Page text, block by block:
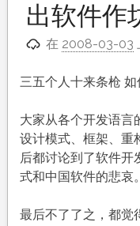
出软件作
在 2008-03-03
三五个人十来条枪
大家从各个开发语言
设计模式、框架、重
后都讨论到了软件开
式和中国软件的悲哀。
最后不了了之，都觉